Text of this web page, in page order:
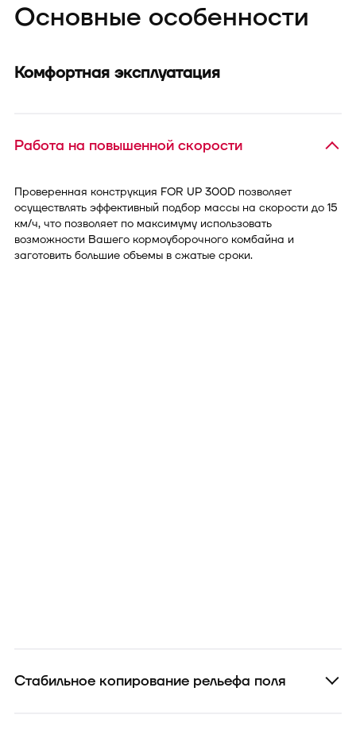
Основные особенности
Комфортная эксплуатация
Работа на повышенной скорости
Проверенная конструкция FOR UP 300D позволяет
осуществлять эффективный подбор массы на скорости до 15
км/ч, что позволяет по максимуму использовать
возможности Вашего кормоуборочного комбайна и
заготовить большие объемы в сжатые сроки.
Стабильное копирование рельефа поля